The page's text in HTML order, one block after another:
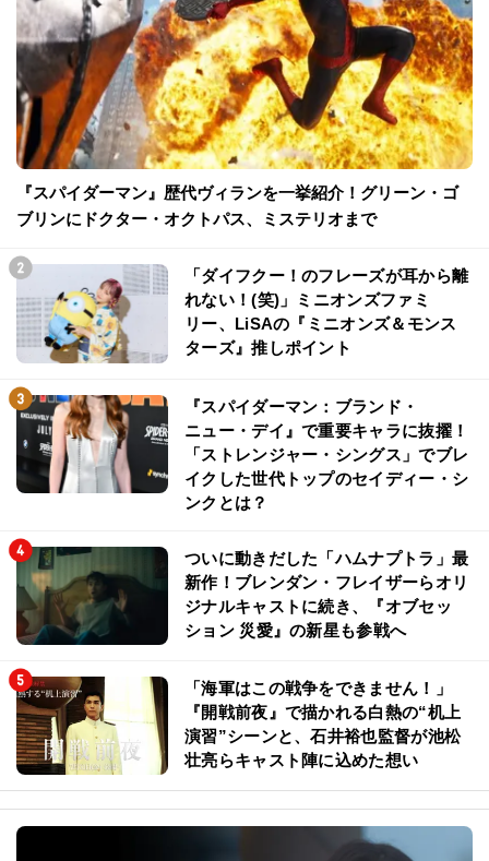
『スパイダーマン』歴代ヴィランを一挙紹介！グリーン・ゴ
ブリンにドクター・オクトパス、ミステリオまで
「ダイフクー！のフレーズが耳から離
れない！(笑)」ミニオンズファミ
リー、LiSAの『ミニオンズ＆モンス
ターズ』推しポイント
『スパイダーマン：ブランド・
ニュー・デイ』で重要キャラに抜擢！
「ストレンジャー・シングス」でブレ
イクした世代トップのセイディー・シ
ンクとは？
ついに動きだした「ハムナプトラ」最
新作！ブレンダン・フレイザーらオリ
ジナルキャストに続き、『オブセッ
ション 災愛』の新星も参戦へ
「海軍はこの戦争をできません！」
『開戦前夜』で描かれる白熱の“机上
演習”シーンと、石井裕也監督が池松
壮亮らキャスト陣に込めた想い